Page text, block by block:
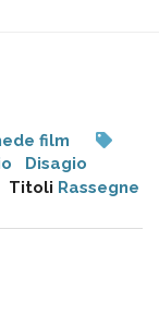
film
Disagio
Titoli Rassegne